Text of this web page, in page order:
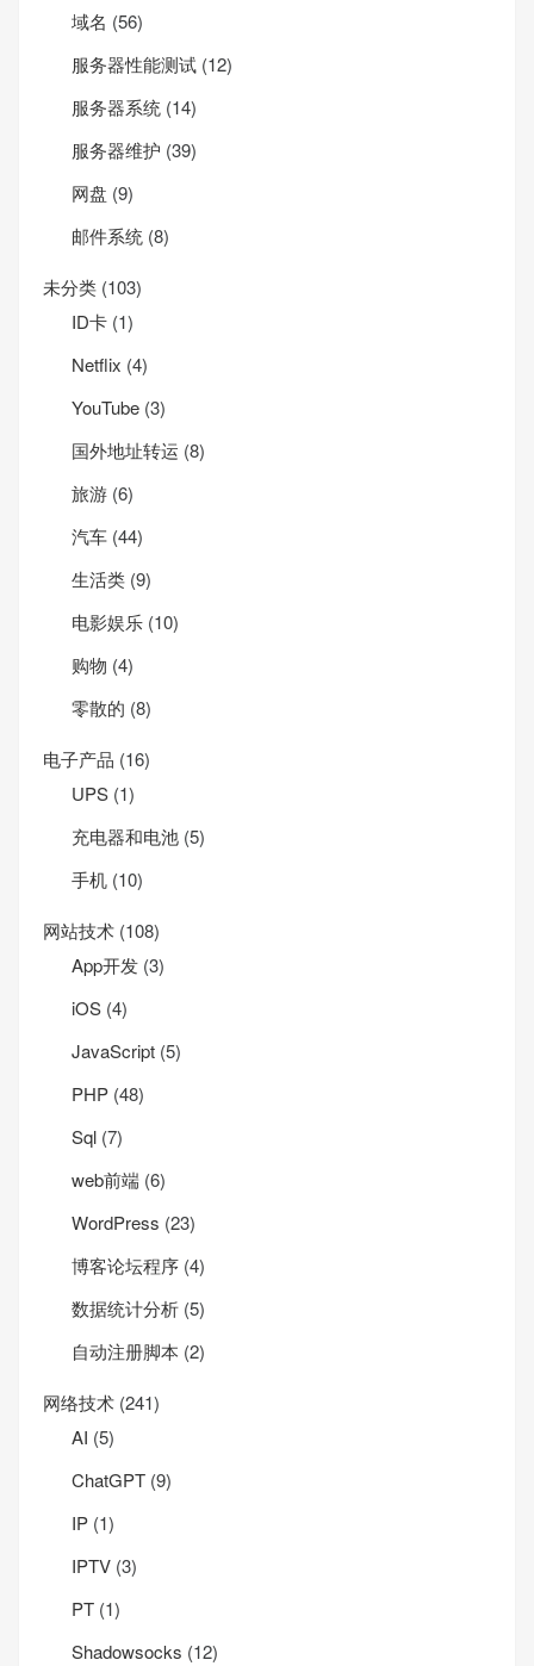
域名 (56)
服务器性能测试 (12)
服务器系统 (14)
服务器维护 (39)
网盘 (9)
邮件系统 (8)
未分类 (103)
ID卡 (1)
Net­flix (4)
YouTube (3)
国外地址转运 (8)
旅游 (6)
汽车 (44)
生活类 (9)
电影娱乐 (10)
购物 (4)
零散的 (8)
电子产品 (16)
UPS (1)
充电器和电池 (5)
手机 (10)
网站技术 (108)
App开发 (3)
iOS (4)
JavaScript (5)
PHP (48)
Sql (7)
web前端 (6)
WordPress (23)
博客论坛程序 (4)
数据统计分析 (5)
自动注册脚本 (2)
网络技术 (241)
AI (5)
ChatGPT (9)
IP (1)
IPTV (3)
PT (1)
Shadowsocks (12)